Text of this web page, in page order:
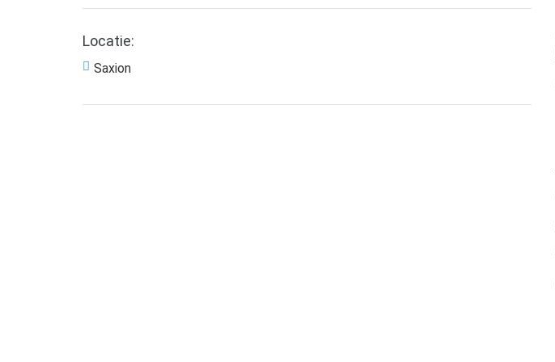
Locatie:
Saxion